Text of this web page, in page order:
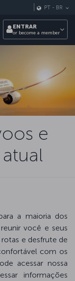
PT - BR
ENTRAR
or become a member
e
a maioria dos
você e seus
e desfrute de
com os
acessar nossa
informações